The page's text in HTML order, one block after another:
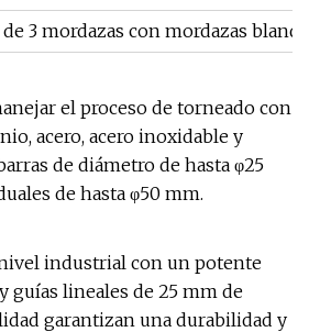
3 mordazas con mordazas
el proceso de torneado con
acero, acero inoxidable y
de diámetro de hasta φ25
de hasta φ50 mm.
industrial con un potente
guías lineales de 25 mm de
garantizan una durabilidad y